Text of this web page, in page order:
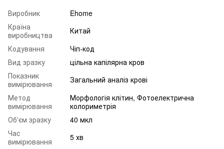
Виробник
Ehome
Країна
виробництва
Китай
Кодування
Чіп-код
Вид зразку
цільна капілярна кров
Показник
вимірювання
Загальний аналіз крові
Метод
вимірювання
Морфологія клітин, Фотоелектрична
колориметрія
Об'єм зразку
40 мкл
Час
вимірювання
5 хв